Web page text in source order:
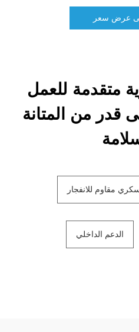
عرض سعر
متقدمة للعمل
قدر من المتانة
مقاوم للانفجار
الدعم الداخلي